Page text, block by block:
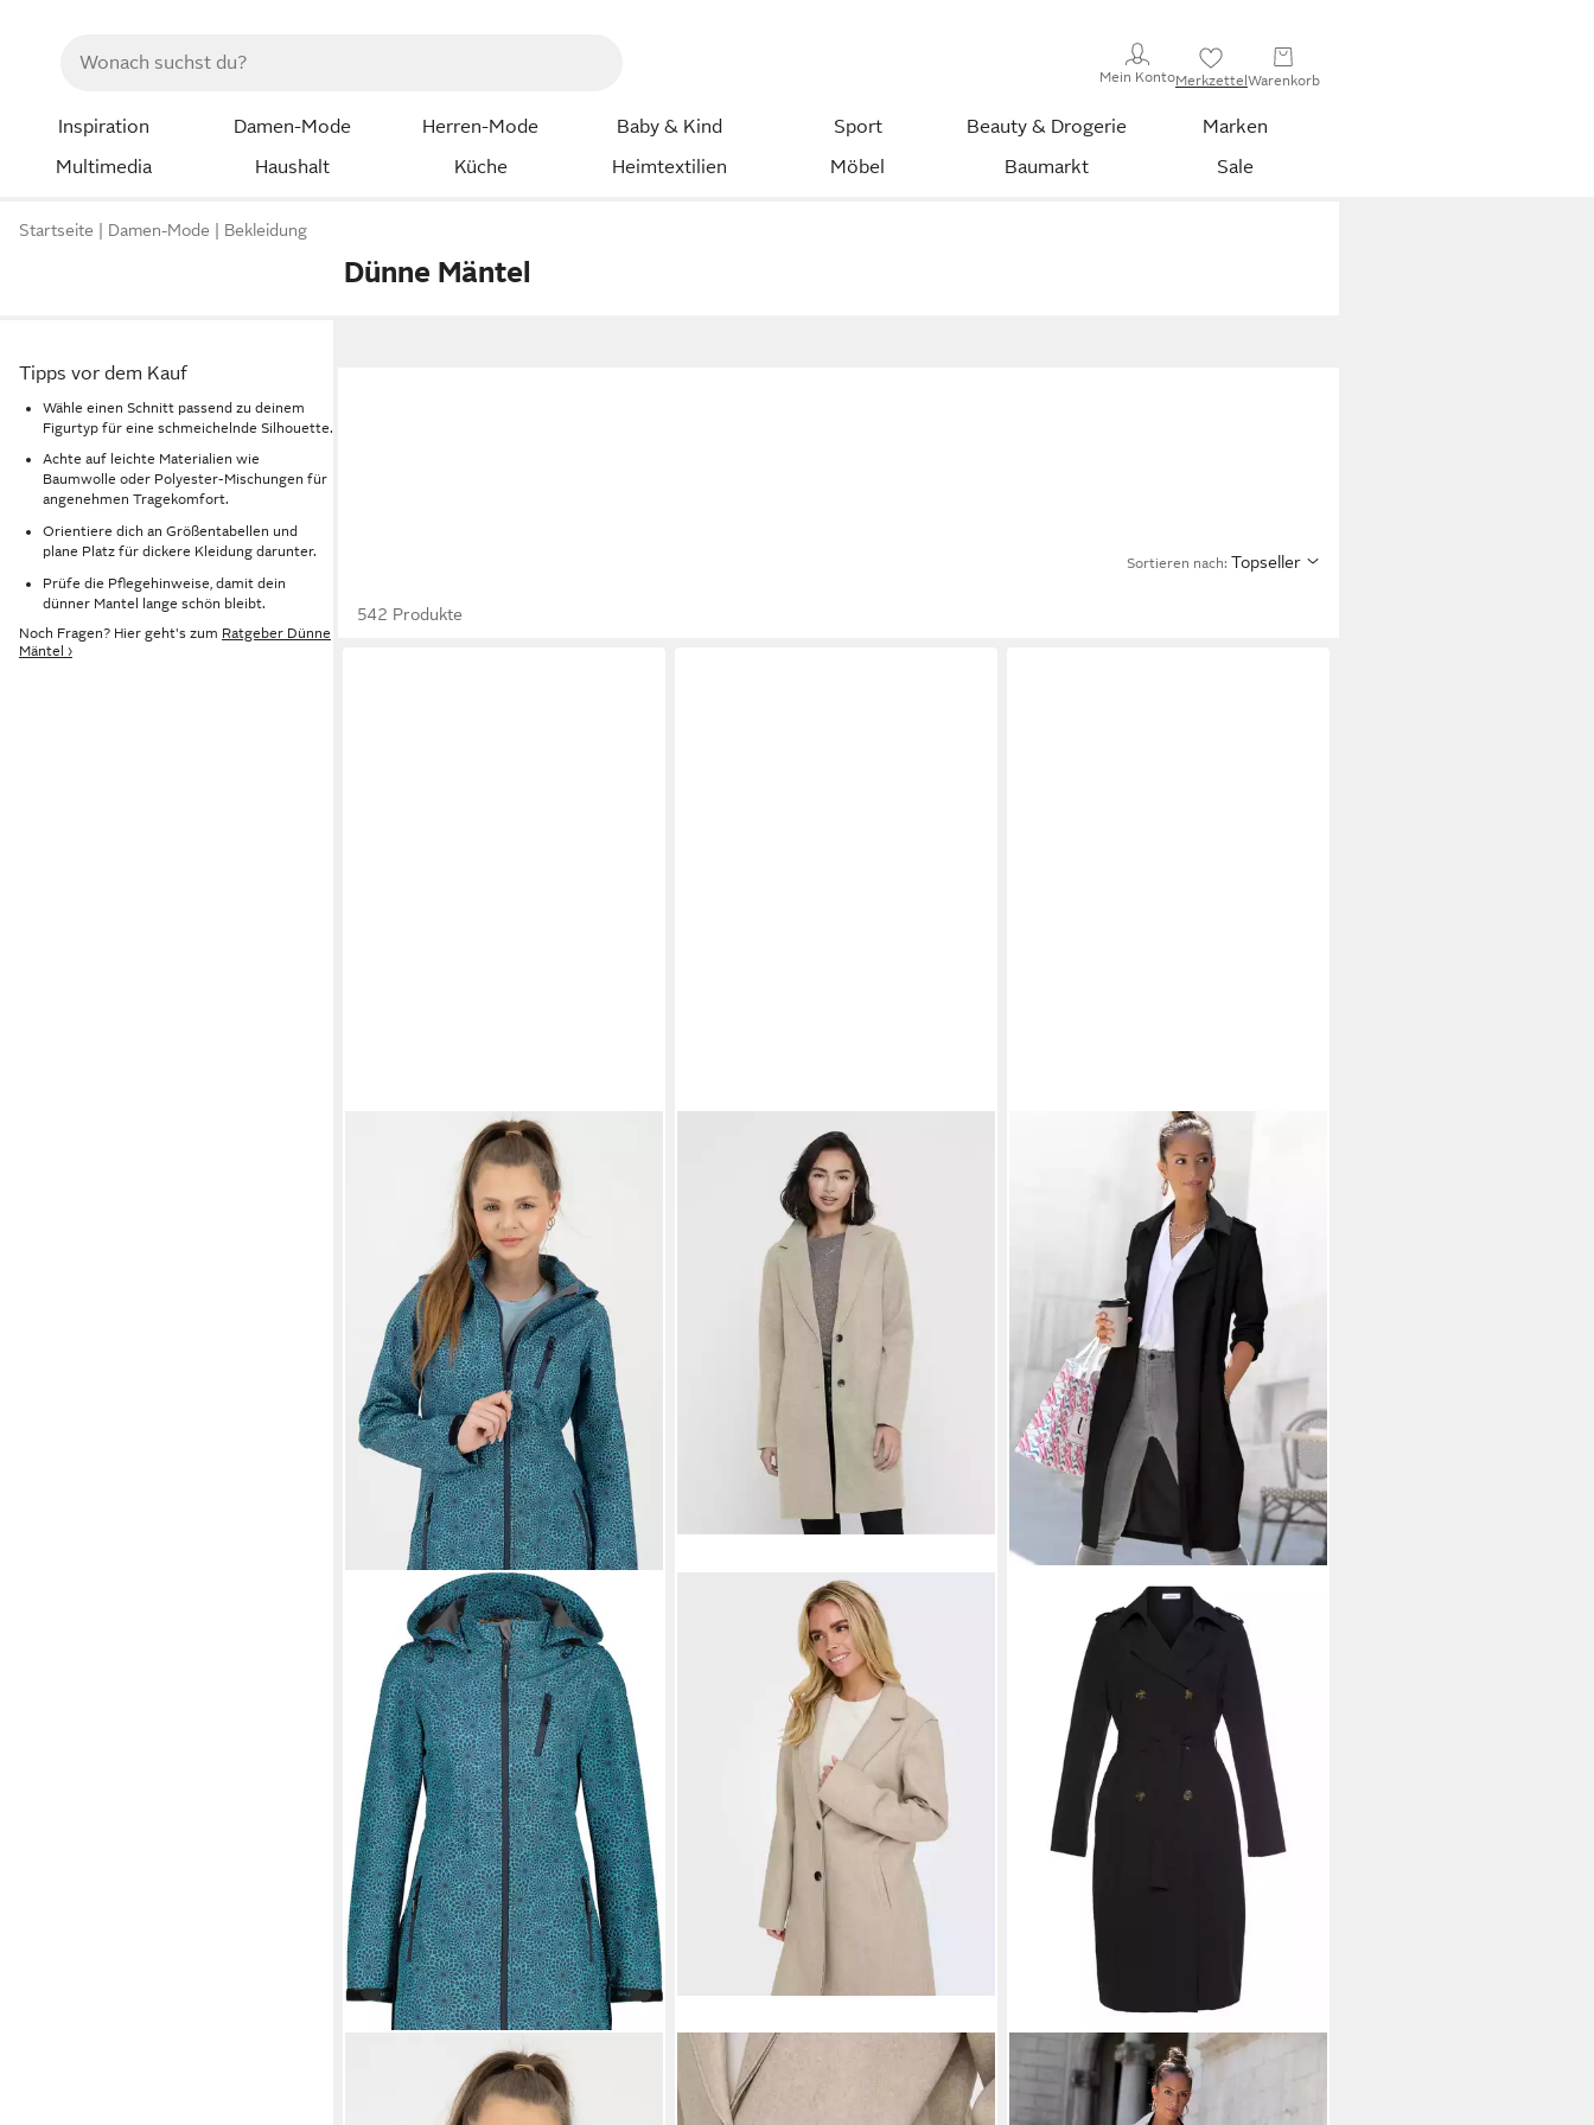
Mein KontoMerkzettelWarenkorb
Inspiration Damen-Mode Herren-Mode Baby & Kind Sport Beauty & Drogerie
Marken
Multimedia
Haushalt Küche Heimtextilien Möbel Baumarkt Sale
Startseite Damen-Mode Bekleidung
Dünne Mäntel
Tipps vor dem Kauf
Wähle einen Schnitt passend zu deinem
Figurtyp für eine schmeichelnde Silhouette.
Achte auf leichte Materialien wie
Baumwolle oder Polyester-Mischungen für
angenehmen Tragekomfort.
Orientiere dich an Größentabellen und
plane Platz für dickere Kleidung darunter.
Prüfe die Pflegehinweise, damit dein
dünner Mantel lange schön bleibt.
Noch Fragen? Hier geht's zum Ratgeber Dünne
Mäntel ›
Sortieren nach: Topseller
542 Produkte
Softshellmantel SHELBY X LONG CS
WMN auch in Großen Größen
ONLY
Langmantel ONLCARRIE BONDED
COAT OTW NOOS Polyester, lässig
LASCANA
Trenchcoat mit Reverskragen und mit
Bindegürtel zum Regulieren leichter